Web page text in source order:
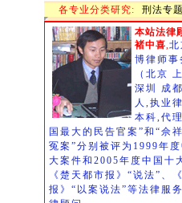
各专业分类研究:
刑法专题
本站法律
褚中喜,北
博律师事
（北京
深圳 成
人,执业
本科,代
国最大的民告官案”和“佘
冤案”分别被评为1999年
大案件和2005年度中国十
《楚天都市报》“说法”、
报》“以案说法”等法律服